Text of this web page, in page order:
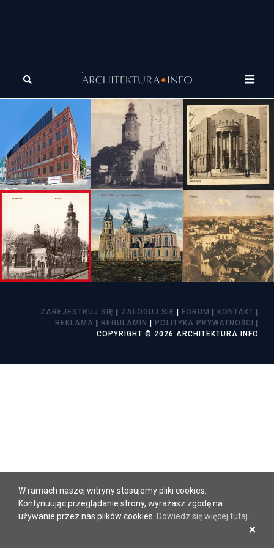
projektowanie biur
Neuroróżnorodność w projektowaniu biur
ZAREJESTRUJ SIĘ | ZALOGUJ SIĘ | FORUM | KONTAKT |
REKLAMA | REGULAMIN | POLITYKA PRYWATNOŚCI |
COPYRIGHT © 2026 ARCHITEKTURA.INFO
W ramach naszej witryny stosujemy pliki cookies.
Kontynuując przeglądanie strony, wyrażasz zgodę na
używanie przez nas plików cookies. Dowiedz się więcej tutaj
×